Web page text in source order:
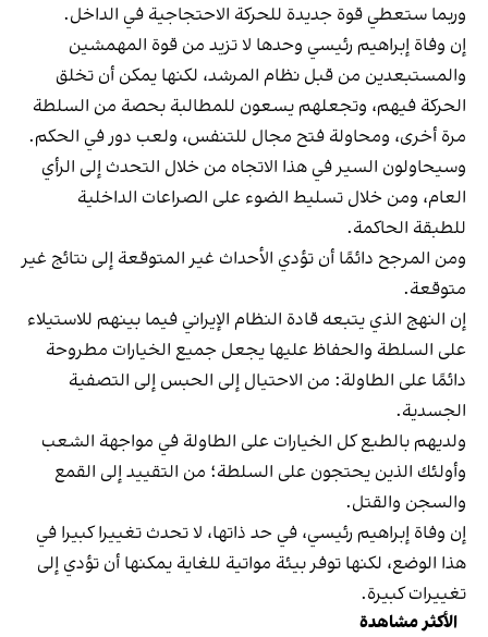
وربما ستعطي قوة جديدة للحركة الاحتجاجية في الداخل.
إن وفاة إبراهيم رئيسي وحدها لا تزيد من قوة المهمشين
والمستبعدين من قبل نظام المرشد، لكنها يمكن أن تخلق
الحركة فيهم، وتجعلهم يسعون للمطالبة بحصة من السلطة
مرة أخرى، ومحاولة فتح مجال للتنفس، ولعب دور في الحكم.
وسيحاولون السير في هذا الاتجاه من خلال التحدث إلى الرأي
العام، ومن خلال تسليط الضوء على الصراعات الداخلية
للطبقة الحاكمة.
ومن المرجح دائمًا أن تؤدي الأحداث غير المتوقعة إلى نتائج غير
متوقعة.
إن النهج الذي يتبعه قادة النظام الإيراني فيما بينهم للاستيلاء
على السلطة والحفاظ عليها يجعل جميع الخيارات مطروحة
دائمًا على الطاولة: من الاحتيال إلى الحبس إلى التصفية
الجسدية.
ولديهم بالطبع كل الخيارات على الطاولة في مواجهة الشعب
وأولئك الذين يحتجون على السلطة؛ من التقييد إلى القمع
والسجن والقتل.
إن وفاة إبراهيم رئيسي، في حد ذاتها، لا تحدث تغييرا كبيرا في
هذا الوضع، لكنها توفر بيئة مواتية للغاية يمكنها أن تؤدي إلى
تغييرات كبيرة.
الأكثر مشاهدة